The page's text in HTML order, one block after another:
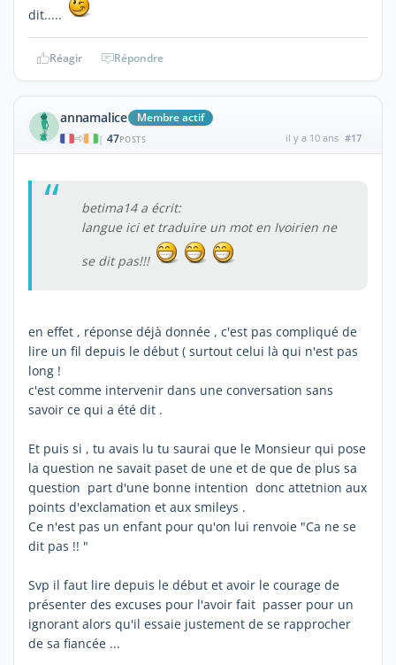
dit.....
Réagir Répondre
annamalice Membre actif
| 47POSTS il y a 10 ans #17
betima14 a écrit:
langue ici et traduire un mot en Ivoirien ne
se dit pas!!!
en effet , réponse déjà donnée , c'est pas compliqué de
lire un fil depuis le début ( surtout celui là qui n'est pas
long !
c'est comme intervenir dans une conversation sans
savoir ce qui a été dit .
Et puis si , tu avais lu tu saurai que le Monsieur qui pose
la question ne savait paset de une et de que de plus sa
question part d'une bonne intention donc attetnion aux
points d'exclamation et aux smileys .
Ce n'est pas un enfant pour qu'on lui renvoie "Ca ne se
dit pas !! "
Svp il faut lire depuis le début et avoir le courage de
présenter des excuses pour l'avoir fait passer pour un
ignorant alors qu'il essaie justement de se rapprocher
de sa fiancée ...